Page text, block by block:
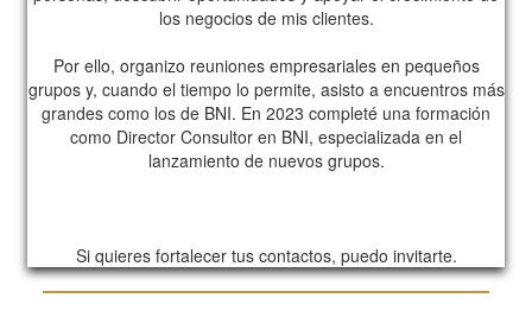
los negocios de mis clientes.
Por ello, organizo reuniones empresariales en pequeños
grupos y, cuando el tiempo lo permite, asisto a encuentros más
grandes como los de BNI. En 2023 completé una formación
como Director Consultor en BNI, especializada en el
lanzamiento de nuevos grupos.
Si quieres fortalecer tus contactos, puedo invitarte.